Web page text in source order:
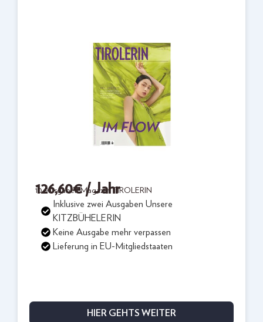
126,60€ / Jahr
10 Ausgaben Magazin TIROLERIN
Inklusive zwei Ausgaben Unsere
KITZBÜHELERIN
Keine Ausgabe mehr verpassen
Lieferung in EU-Mitgliedstaaten
HIER GEHTS WEITER